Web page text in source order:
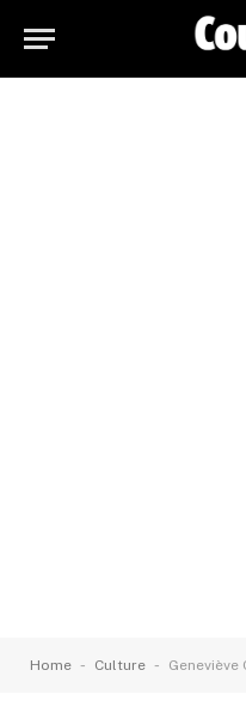
Home - Culture -